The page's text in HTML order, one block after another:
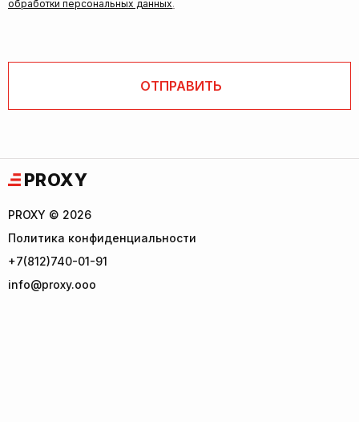
обработки персональных данных.
PROXY
PROXY © 2026
Политика конфиденциальности
+7(812)740-01-91
info@proxy.ooo